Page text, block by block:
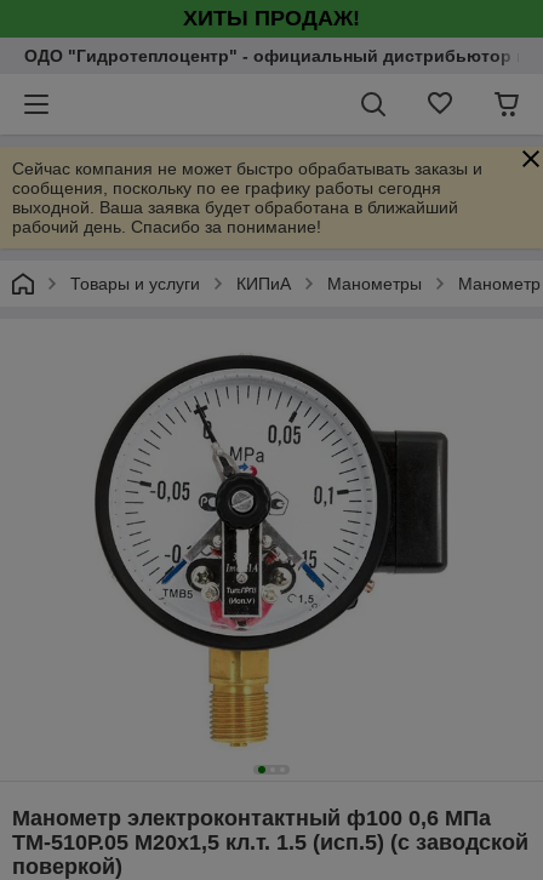
ХИТЫ ПРОДАЖ!
ОДО "Гидротеплоцентр" - официальный дистрибьютор
Сейчас компания не может быстро обрабатывать заказы и
сообщения, поскольку по ее графику работы сегодня
выходной. Ваша заявка будет обработана в ближайший
рабочий день. Спасибо за понимание!
Товары и услуги КИПиА Манометры Манометр
Манометр электроконтактный ф100 0,6 МПа
ТМ-510Р.05 М20х1,5 кл.т. 1.5 (исп.5) (с заводской
поверкой)